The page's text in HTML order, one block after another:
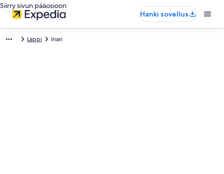
Siirry sivun pääosioon
Hanki sovellus
Lappi Inari